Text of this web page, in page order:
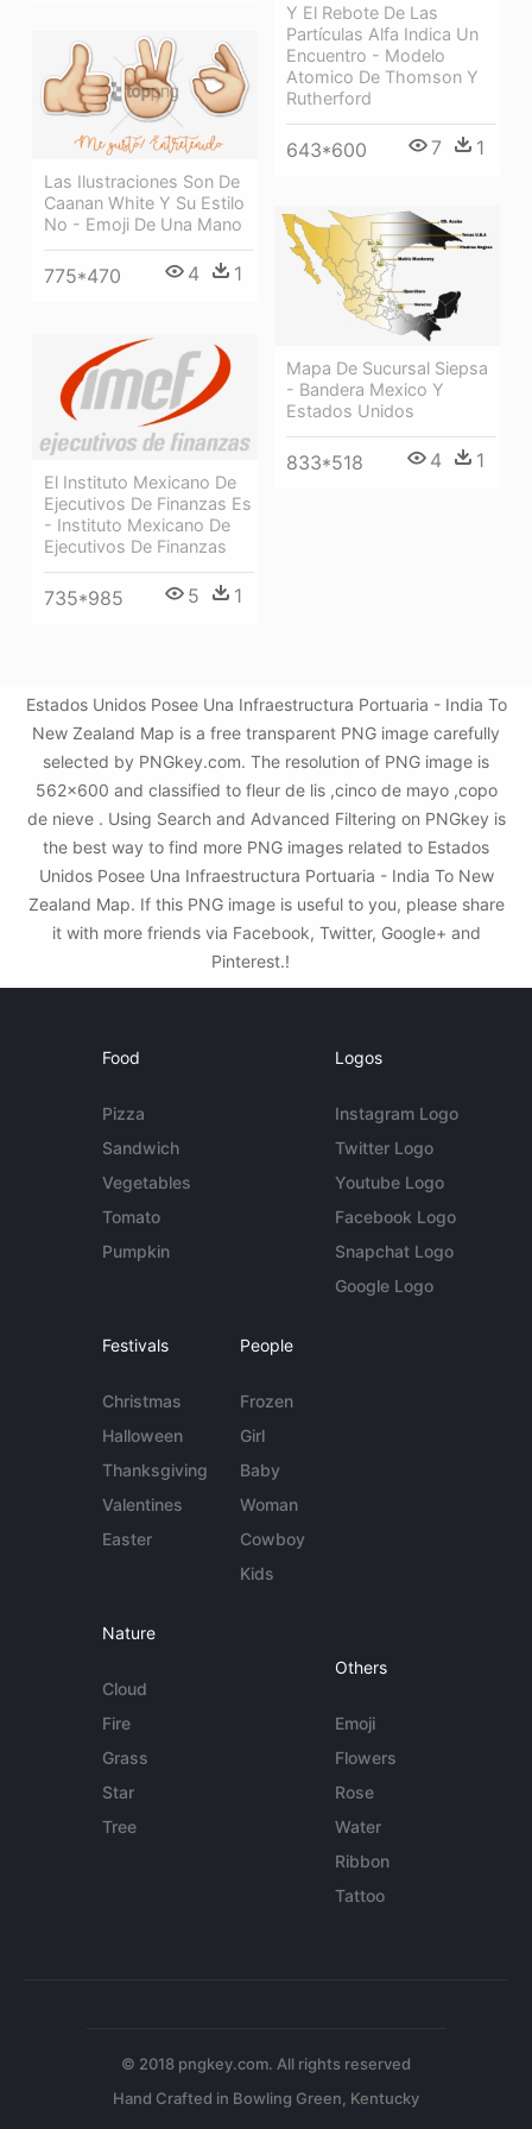
Y El Rebote De Las
Partículas Alfa Indica Un
Encuentro - Modelo
Atomico De Thomson Y
Rutherford
643*600 7 1
Las Ilustraciones Son De
Caanan White Y Su Estilo
No - Emoji De Una Mano
775*470 4 1
Mapa De Sucursal Siepsa
- Bandera Mexico Y
Estados Unidos
833*518 4 1
El Instituto Mexicano De
Ejecutivos De Finanzas Es
- Instituto Mexicano De
Ejecutivos De Finanzas
735*985 5 1
Estados Unidos Posee Una Infraestructura Portuaria - India To
New Zealand Map is a free transparent PNG image carefully
selected by PNGkey.com. The resolution of PNG image is
562x600 and classified to fleur de lis ,cinco de mayo ,copo
de nieve . Using Search and Advanced Filtering on PNGkey is
the best way to find more PNG images related to Estados
Unidos Posee Una Infraestructura Portuaria - India To New
Zealand Map. If this PNG image is useful to you, please share
it with more friends via Facebook, Twitter, Google+ and
Pinterest.!
Food
Pizza
Sandwich
Vegetables
Tomato
Pumpkin
Logos
Instagram Logo
Twitter Logo
Youtube Logo
Facebook Logo
Snapchat Logo
Google Logo
Festivals
Christmas
Halloween
Thanksgiving
Valentines
Easter
People
Frozen
Girl
Baby
Woman
Cowboy
Kids
Nature
Cloud
Fire
Grass
Star
Tree
Others
Emoji
Flowers
Rose
Water
Ribbon
Tattoo
© 2018 pngkey.com. All rights reserved